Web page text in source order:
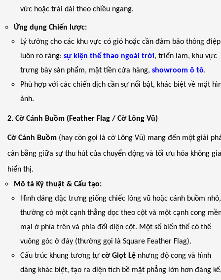
vức hoặc trải dài theo chiều ngang.
Ứng dụng Chiến lược:
Lý tưởng cho các khu vực có gió hoặc cần đảm bảo thông điệp
luôn rõ ràng:sự kiện thể thao ngoài trời, triển lãm, khu vực
trưng bày sản phẩm, mặt tiền cửa hàng,showroom ô tô.
Phù hợp với các chiến dịch cần sự nổi bật, khác biệt về mặt
ảnh.
2. Cờ Cánh Buồm (Feather Flag / Cờ Lông Vũ)
Cờ Cánh Buồm (hay còn gọi là cờ Lông Vũ) mang đến một giải
cân bằng giữa sự thu hút của chuyển động và tối ưu hóa không
hiển thị.
Mô tả Kỹ thuật & Cấu tạo:
Hình dáng đặc trưng giống chiếc lông vũ hoặc cánh buồm nhỏ,
thường có một cạnh thẳng dọc theo cột và một cạnh cong
mại ở phía trên và phía đối diện cột. Một số biến thể có thể
vuông góc ở đáy (thường gọi là Square Feather Flag).
Cấu trúc khung tương tựcờ Giọt Lệ nhưng độ cong và hình
dáng khác biệt, tạo ra diện tích bề mặt phẳng lớn hơn đáng